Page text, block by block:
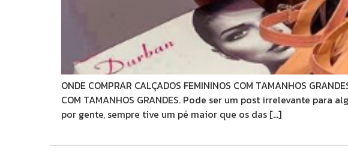
ONDE COMPRAR CALÇADOS FEMININOS COM TAMANHOS
COM TAMANHOS GRANDES. Pode ser um post irrelevante
por gente, sempre tive um pé maior que os das […]